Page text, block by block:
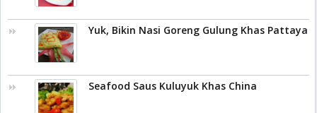
Yuk, Bikin Nasi Goreng Gulung Khas Pattaya
Seafood Saus Kuluyuk Khas China